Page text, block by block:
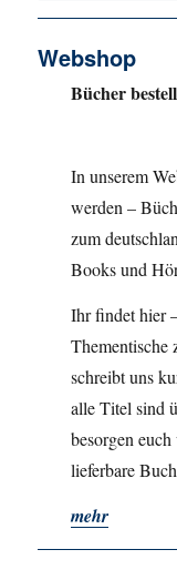
Webshop
Bücher
In unserem
werden –
zum
Books und
Ihr findet hier
Thementische
schreibt uns
alle Titel sind
besorgen
lieferbare
mehr